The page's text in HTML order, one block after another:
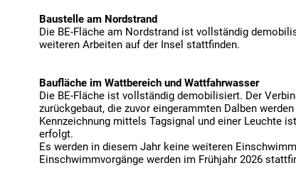
Baustelle am Nordstrand
Die BE-Fläche am Nordstrand ist vollständig
weiteren Arbeiten auf der Insel stattfinden.
Baufläche im Wattbereich und Wattfahrwasser
Die BE-Fläche ist vollständig demobilisiert. Der
zurückgebaut, die zuvor eingerammten Dalben
Kennzeichnung mittels Tagsignal und einer Leuchte
erfolgt.
Es werden in diesem Jahr keine weiteren
Einschwimmvorgänge werden im Frühjahr 2026